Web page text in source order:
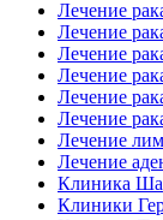
Лечение
Лечение
Лечение
Лечение
Лечение
Лечение
Лечение
Лечение
Клиника
Клиники